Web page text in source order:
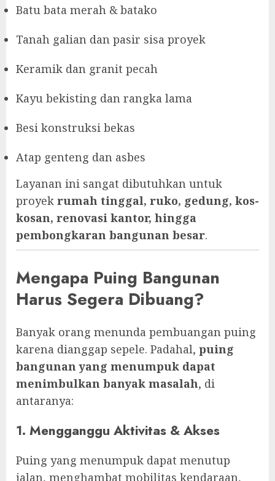
Batu bata merah & batako
Tanah galian dan pasir sisa proyek
Keramik dan granit pecah
Kayu bekisting dan rangka lama
Besi konstruksi bekas
Atap genteng dan asbes
Layanan ini sangat dibutuhkan untuk
proyek rumah tinggal, ruko, gedung, kos-
kosan, renovasi kantor, hingga
pembongkaran bangunan besar.
Mengapa Puing Bangunan
Harus Segera Dibuang?
Banyak orang menunda pembuangan puing
karena dianggap sepele. Padahal, puing
bangunan yang menumpuk dapat
menimbulkan banyak masalah, di
antaranya:
1. Mengganggu Aktivitas & Akses
Puing yang menumpuk dapat menutup
jalan, menghambat mobilitas kendaraan,